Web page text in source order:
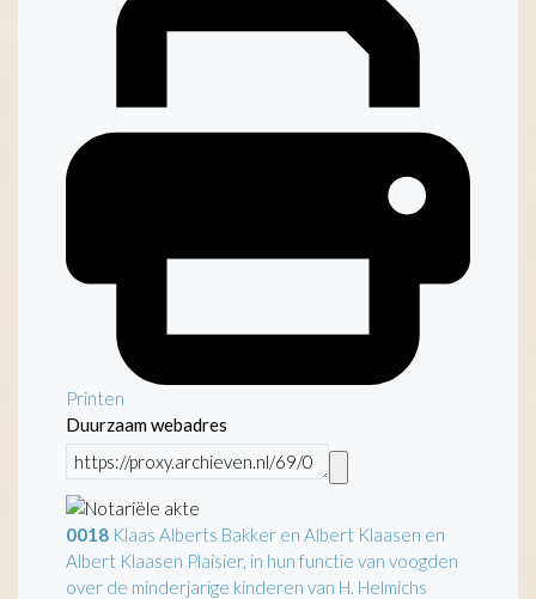
Printen
Duurzaam webadres
0018 Klaas Alberts Bakker en Albert Klaasen en
Albert Klaasen Plaisier, in hun functie van voogden
over de minderjarige kinderen van H. Helmichs